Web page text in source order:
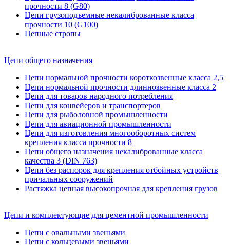
прочности 8 (G80)
Цепи грузоподъемные некалиброванные класса
прочности 10 (G100)
Цепные стропы
Цепи общего назначения
Цепи нормальной прочности короткозвенные класса 2,5
Цепи нормальной прочности длиннозвенные класса 2
Цепи для товаров народного потребления
Цепи для конвейеров и транспортеров
Цепи для рыболовной промышленности
Цепи для авиационной промышленности
Цепи для изготовления многооборотных систем
крепления класса прочности 8
Цепи общего назначения некалиброванные класса
качества 3 (DIN 763)
Цепи без распорок для крепления отбойных устройств
причальных сооружений
Растяжка цепная высокопрочная для крепления грузов
Цепи и комплектующие для цементной промышленности
Цепи с овальными звеньями
Цепи с кольцевыми звеньями